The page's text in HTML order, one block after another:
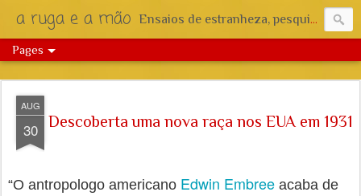
a ruga e a mão Ensaios de estranheza, pesquisa e reflexão.
Pages
AUG
30 Descoberta uma nova raça nos EUA em 1931
“O antropologo americano Edwin Embree acaba de